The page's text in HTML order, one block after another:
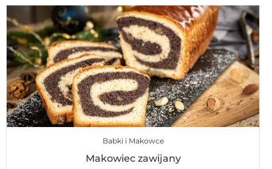
Babki i Makowce
Makowiec zawijany